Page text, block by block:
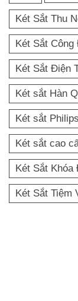
Két Sắt Thu
Két Sắt
Két Sắt Điện
Két sắt Hàn
Két sắt
Két sắt cao
Két Sắt Khóa
Két Sắt Tiệm